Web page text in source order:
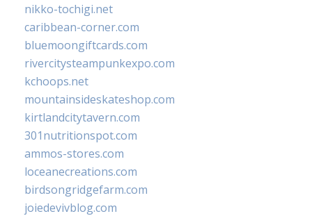
nikko-tochigi.net
caribbean-corner.com
bluemoongiftcards.com
rivercitysteampunkexpo.com
kchoops.net
mountainsideskateshop.com
kirtlandcitytavern.com
301nutritionspot.com
ammos-stores.com
loceanecreations.com
birdsongridgefarm.com
joiedevivblog.com